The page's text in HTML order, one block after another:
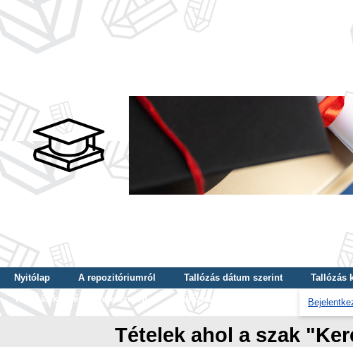
Nyitólap A repozitóriumról Tallózás dátum szerint Tallózás
Tallózás képzés szintje szerint
Tallózás kulcsszó szerint
Tételek ahol a szak